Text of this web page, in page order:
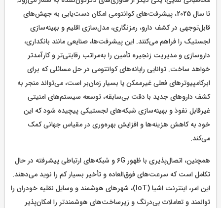
تا سال 2025، پیشرفت‌های کوانتومی امکان دست‌یابی به جهش‌های
قابل‌توجهی در کشف دارو، رمزنگاری، مدل‌سازی اقلیم و بهینه‌سازی
لجستیک را فراهم می‌کنند. این پیشرفت‌ها، صنایعی مانند بانکداری،
داروسازی و مدیریت زنجیره تأمین را به‌مراتب رقابتی‌تر و کارآمدتر
خواهد ساخت. توانایی رایانه‌های کوانتومی در حل مسائلی که برای
ابرکامپیوترهای فعلی غیرممکن یا بسیار زمان‌بر است، می‌تواند منجر به
کشف داروهای جدید با دقت بی‌سابقه، توسعه سیستم‌های امنیتی
غیرقابل نفوذ و بهینه‌سازی شبکه‌های لجستیکی پیچیده شود که این
خود به کاهش هزینه‌ها و افزایش بهره‌وری در مقیاس جهانی کمک
می‌کند.
همچنین، اتصال‌پذیری با ظهور 6G و شبکه‌های ارتباطی پیشرفته در حال
تکامل است که سرعت‌های فوق‌العاده و تأخیر بسیار کم را نوید می‌دهند.
این امر، اینترنت اشیا (IoT)، شهرهای هوشمند و وسایل نقلیه خودران را
توانمند و تعاملات بی‌درنگ و زیرساخت‌های هوشمندتر را امکان‌پذیر